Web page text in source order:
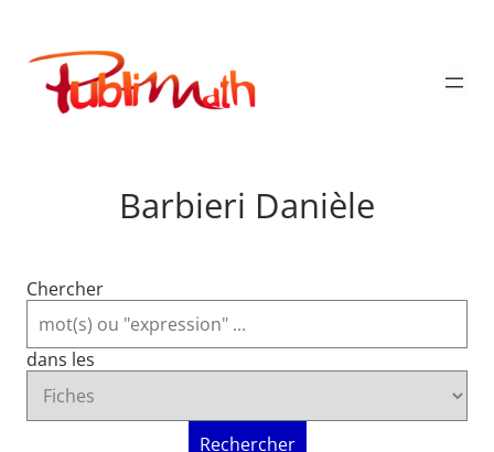
contenu
Publimath
Barbieri Danièle
Chercher
dans les
Rechercher